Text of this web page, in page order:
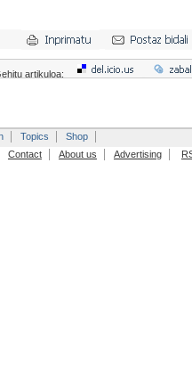
artikuloa:
Topics
Shop
Contact About us Advertising